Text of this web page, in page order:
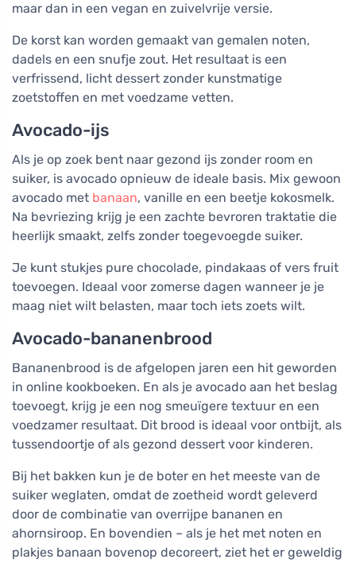
maar dan in een vegan en zuivelvrije versie.
De korst kan worden gemaakt van gemalen noten,
dadels en een snufje zout. Het resultaat is een
verfrissend, licht dessert zonder kunstmatige
zoetstoffen en met voedzame vetten.
Avocado-ijs
Als je op zoek bent naar gezond ijs zonder room en
suiker, is avocado opnieuw de ideale basis. Mix gewoon
avocado met banaan, vanille en een beetje kokosmelk.
Na bevriezing krijg je een zachte bevroren traktatie die
heerlijk smaakt, zelfs zonder toegevoegde suiker.
Je kunt stukjes pure chocolade, pindakaas of vers fruit
toevoegen. Ideaal voor zomerse dagen wanneer je je
maag niet wilt belasten, maar toch iets zoets wilt.
Avocado-bananenbrood
Bananenbrood is de afgelopen jaren een hit geworden
in online kookboeken. En als je avocado aan het beslag
toevoegt, krijg je een nog smeuïgere textuur en een
voedzamer resultaat. Dit brood is ideaal voor ontbijt, als
tussendoortje of als gezond dessert voor kinderen.
Bij het bakken kun je de boter en het meeste van de
suiker weglaten, omdat de zoetheid wordt geleverd
door de combinatie van overrijpe bananen en
ahornsiroop. En bovendien – als je het met noten en
plakjes banaan bovenop decoreert, ziet het er geweldig